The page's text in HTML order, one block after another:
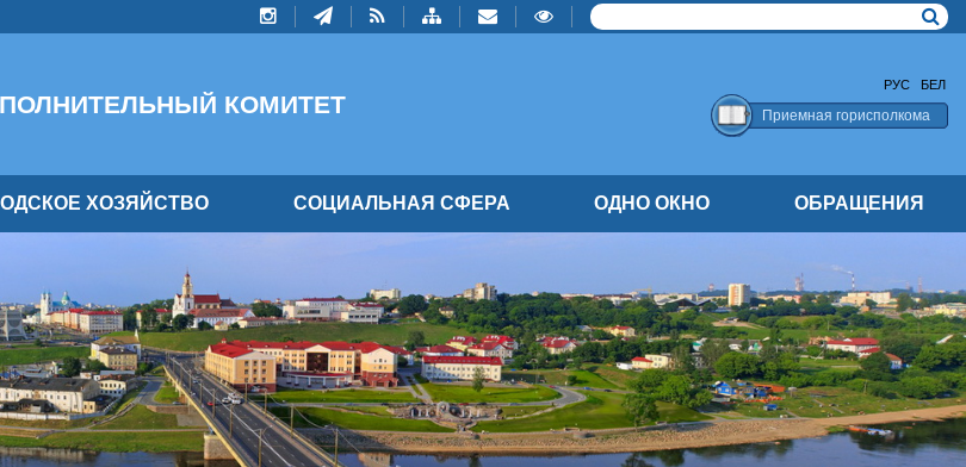
КОМИТЕТ
РУС БЕЛ
Приемная горисполкома
ХОЗЯЙСТВО СОЦИАЛЬНАЯ СФЕРА ОДНО ОКНО ОБРАЩЕНИЯ